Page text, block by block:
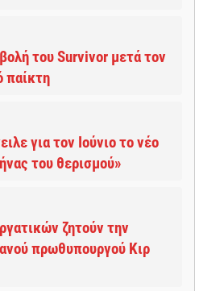
του Survivor μετά τον
παίκτη
για τον Ιούνιο το νέο
του θερισμού»
ζητούν την
πρωθυπουργού Κιρ